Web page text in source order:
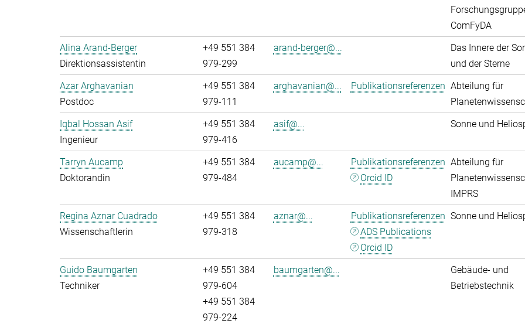
ComFyDA
Alina Arand-Berger
Direktionsassistentin
+49 551 384
979-299
arand-berger@...
Das Innere der
und der Sterne
Azar Arghavanian
Postdoc
+49 551 384
979-111
arghavanian@... Publikationsreferenzen Abteilung für
Iqbal Hossan Asif
Ingenieur
+49 551 384
979-416
asif@... Sonne und
Tarryn Aucamp
Doktorandin
+49 551 384
979-484
aucamp@...
Publikationsreferenzen
Orcid ID
Abteilung für
IMPRS
Regina Aznar Cuadrado
Wissenschaftlerin
+49 551 384
979-318
aznar@...
Publikationsreferenzen
ADS Publications
Orcid ID
Sonne und
Guido Baumgarten
Techniker
+49 551 384
979-604
+49 551 384
979-224
baumgarten@...
Gebäude- und
Betriebstechnik